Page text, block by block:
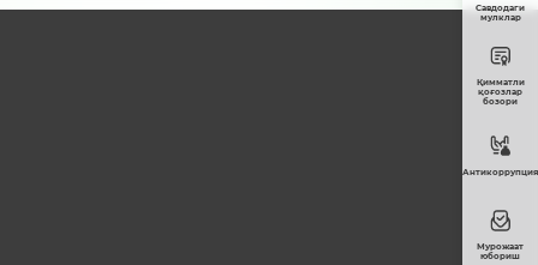
Савдодаги
мулклар
Қимматли
қоғозлар
бозори
Антикоррупция
Мурожаат
юбориш